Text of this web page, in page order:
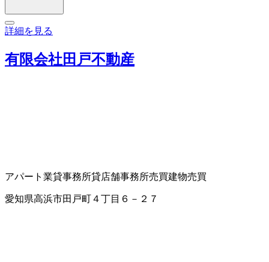
詳細を見る
有限会社田戸不動産
アパート業貸事務所貸店舗事務所売買建物売買
愛知県高浜市田戸町４丁目６－２７